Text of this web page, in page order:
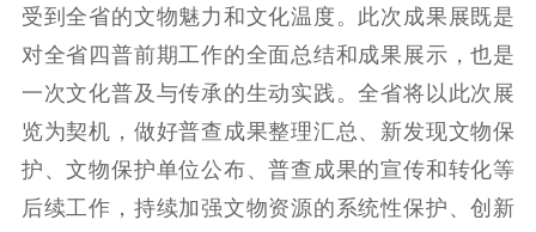
受到全省的文物魅力和文化温度。此次成果展既是
对全省四普前期工作的全面总结和成果展示，也是
一次文化普及与传承的生动实践。全省将以此次展
览为契机，做好普查成果整理汇总、新发现文物保
护、文物保护单位公布、普查成果的宣传和转化等
后续工作，持续加强文物资源的系统性保护、创新